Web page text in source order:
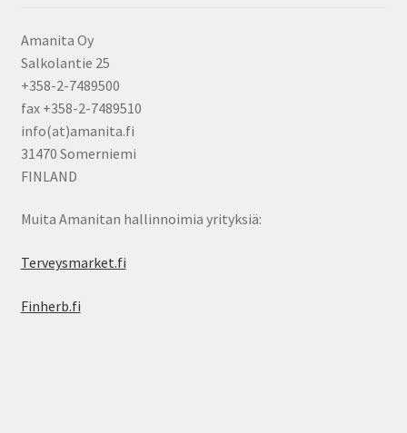
Amanita Oy
Salkolantie 25
+358-2-7489500
fax +358-2-7489510
info(at)amanita.fi
31470 Somerniemi
FINLAND
Muita Amanitan hallinnoimia yrityksiä:
Terveysmarket.fi
Finherb.fi